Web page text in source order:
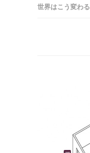
世界はこう変わる